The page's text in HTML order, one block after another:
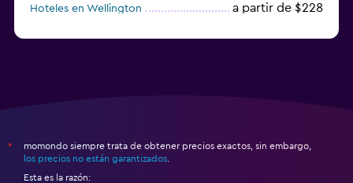
Hoteles en Wellington a partir de $228
*
momondo siempre trata de obtener precios exactos, sin embargo,
los precios no están garantizados
Esta es la razón: